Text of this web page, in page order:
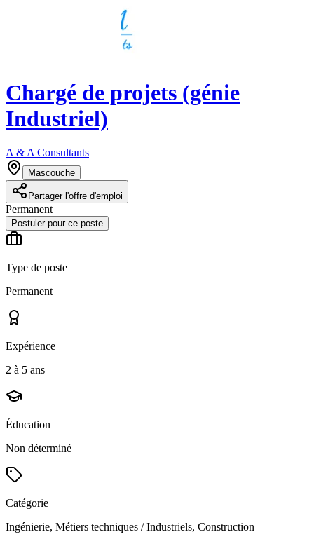
Chargé de projets (génie
Industriel)
A & A Consultants
Mascouche
Partager l'offre d'emploi
Permanent
Postuler pour ce poste
Type de poste
Permanent
Expérience
2 à 5 ans
Éducation
Non déterminé
Catégorie
Ingénierie, Métiers techniques / Industriels, Construction